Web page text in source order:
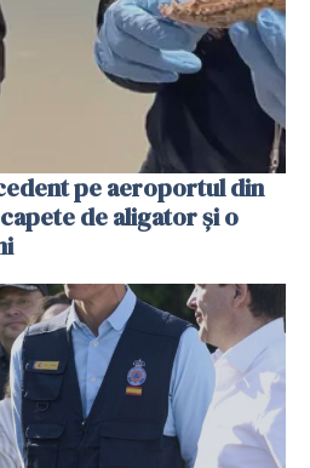
pe aeroportul din
de aligator și o